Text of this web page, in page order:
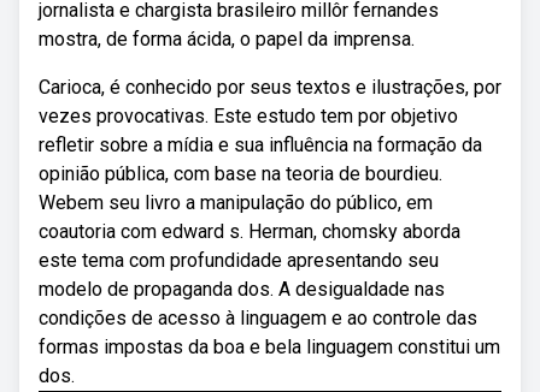
jornalista e chargista brasileiro millôr fernandes
mostra, de forma ácida, o papel da imprensa.
Carioca, é conhecido por seus textos e ilustrações, por
vezes provocativas. Este estudo tem por objetivo
refletir sobre a mídia e sua influência na formação da
opinião pública, com base na teoria de bourdieu.
Webem seu livro a manipulação do público, em
coautoria com edward s. Herman, chomsky aborda
este tema com profundidade apresentando seu
modelo de propaganda dos. A desigualdade nas
condições de acesso à linguagem e ao controle das
formas impostas da boa e bela linguagem constitui um
dos.